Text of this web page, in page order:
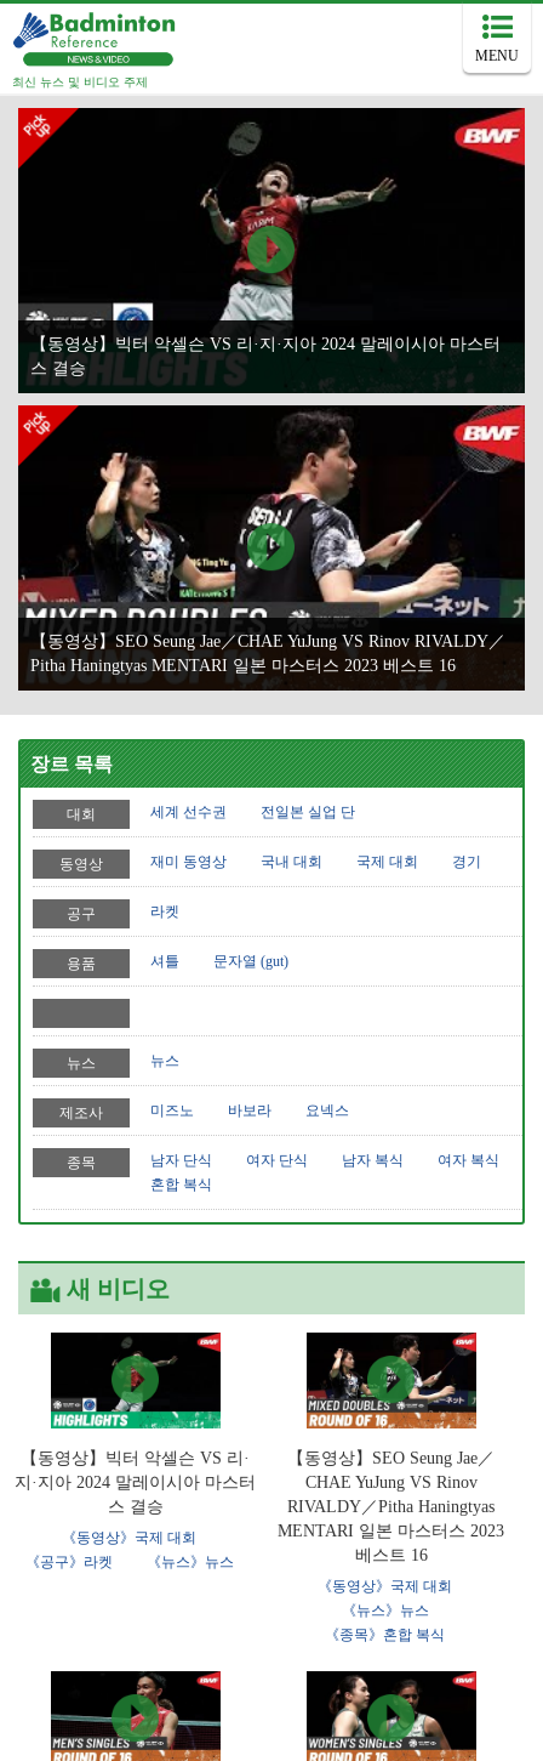
최신 뉴스 및 비디오 주제
MENU
【동영상】빅터 악셀슨 VS 리·지·지아 2024 말레이시아 마스터
스 결승
【동영상】SEO Seung Jae／CHAE YuJung VS Rinov RIVALDY／
Pitha Haningtyas MENTARI 일본 마스터스 2023 베스트 16
장르 목록
대회 세계 선수권 전일본 실업 단
동영상 재미 동영상 국내 대회 국제 대회 경기
공구 라켓
용품 셔틀 문자열 (gut)
뉴스 뉴스
제조사 미즈노 바보라 요넥스
종목 남자 단식 여자 단식 남자 복식
여자 복식
혼합 복식
새 비디오
【동영상】빅터 악셀슨 VS 리·
지·지아 2024 말레이시아 마스터
스 결승
《동영상》국제 대회
《공구》라켓
《뉴스》뉴스
【동영상】SEO Seung Jae／
CHAE YuJung VS Rinov
RIVALDY／Pitha Haningtyas
MENTARI 일본 마스터스 2023
베스트 16
《동영상》국제 대회
《뉴스》뉴스
《종목》혼합 복식